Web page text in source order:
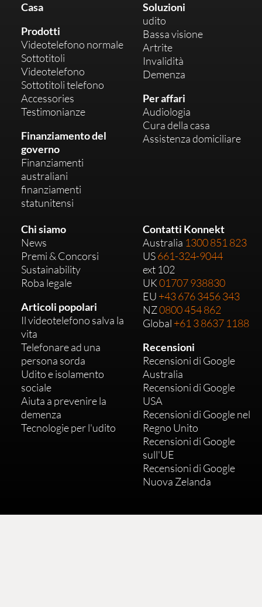
Casa
Prodotti
Videotelefono normale
Sottotitoli
Videotelefono
Sottotitoli telefono
Accessories
Testimonianze
Finanziamento del
governo
Finanziamenti
australiani
finanziamenti
statunitensi
Soluzioni
udito
Bassa visione
Artrite
Invalidità
Demenza
Per affari
Audiologia
Cura della casa
Assistenza domiciliare
Chi siamo
News
Premi & Concorsi
Sustainability
Roba legale
Articoli popolari
Il videotelefono salva la
vita
Telefonare ad una
persona sorda
Udito e isolamento
sociale
Aiuta a prevenire la
demenza
Tecnologie per l'udito
Contatti Konnekt
Australia 1300 851 823
US661-324-9044
ext 102
UK01707 938830
EU +43 676 3456 343
NZ0800 454 862
Global +61 3 8637 1188
Recensioni
Recensioni di Google
Australia
Recensioni di Google
USA
Recensioni di Google nel
Regno Unito
Recensioni di Google
sull'UE
Recensioni di Google
Nuova Zelanda